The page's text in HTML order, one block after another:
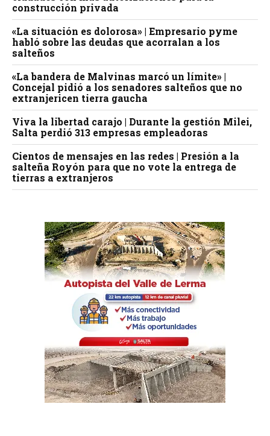
construcción privada
«La situación es dolorosa» | Empresario pyme
habló sobre las deudas que acorralan a los
salteños
«La bandera de Malvinas marcó un límite» |
Concejal pidió a los senadores salteños que no
extranjericen tierra gaucha
Viva la libertad carajo | Durante la gestión Milei,
Salta perdió 313 empresas empleadoras
Cientos de mensajes en las redes | Presión a la
salteña Royón para que no vote la entrega de
tierras a extranjeros